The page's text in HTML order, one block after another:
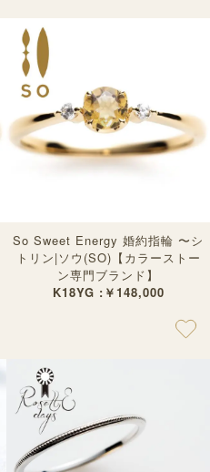
So Sweet Energy 婚約指輪 〜シ
トリン|ソウ(SO)【カラーストー
ン専門ブランド】
K18YG :￥148,000